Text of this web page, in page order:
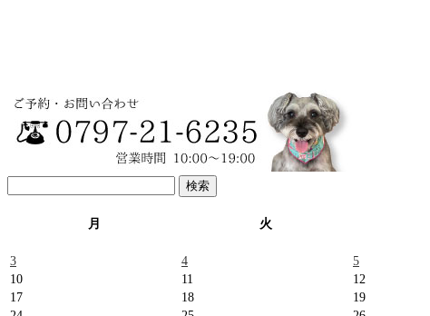
索:
月
火
3
4 5
10
11 12
17
18 19